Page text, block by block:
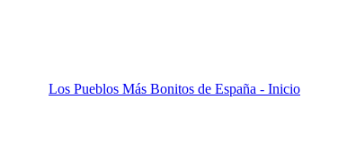
Los Pueblos Más Bonitos de España - Inicio